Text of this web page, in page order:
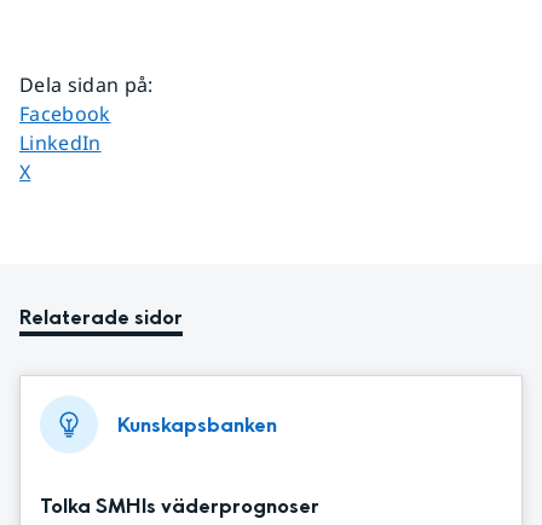
Dela sidan på:
Dela sidan på
Facebook
Dela sidan på
LinkedIn
Dela sidan på
X
Relaterade sidor
Kunskapsbanken
Tolka SMHIs väderprognoser